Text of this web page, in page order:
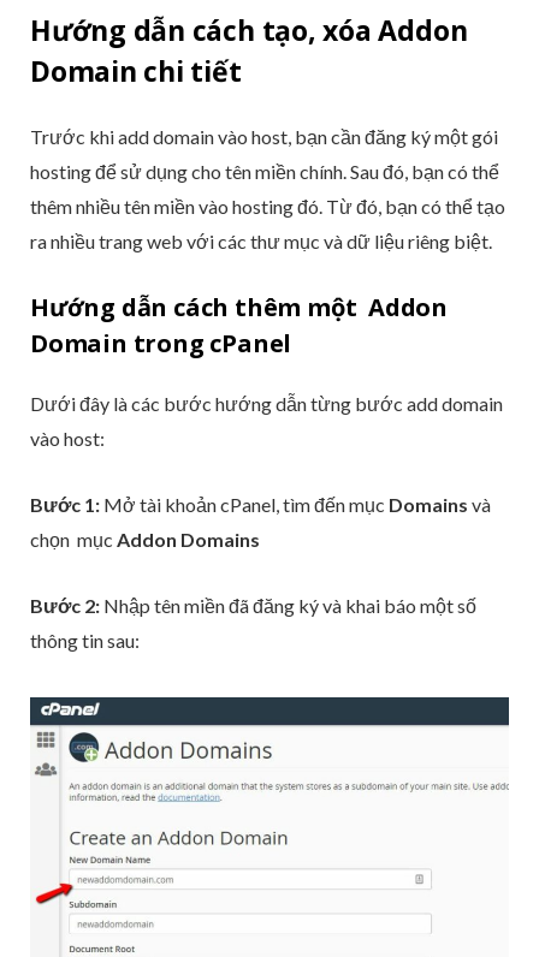
Hướng dẫn cách tạo, xóa Addon
Domain chi tiết
Trước khi add domain vào host, bạn cần đăng ký một gói
hosting để sử dụng cho tên miền chính. Sau đó, bạn có thể
thêm nhiều tên miền vào hosting đó. Từ đó, bạn có thể tạo
ra nhiều trang web với các thư mục và dữ liệu riêng biệt.
Hướng dẫn cách thêm một Addon
Domain trong cPanel
Dưới đây là các bước hướng dẫn từng bước add domain
vào host:
Bước 1: Mở tài khoản cPanel, tìm đến mục Domains và
chọn mục Addon Domains
Bước 2: Nhập tên miền đã đăng ký và khai báo một số
thông tin sau: